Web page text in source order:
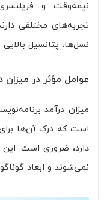
نیمه‌وقت و
تجربه‌های مختلفی
نسل‌ها، پتانسیل
عوامل مؤثر در میزان
میزان درآمد
است که درک آن‌ها
دارد، ضروری است.
نمی‌شوند و ابعاد